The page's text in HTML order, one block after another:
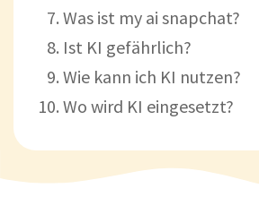
Was ist my ai snapchat?
Ist KI gefährlich?
Wie kann ich KI nutzen?
Wo wird KI eingesetzt?